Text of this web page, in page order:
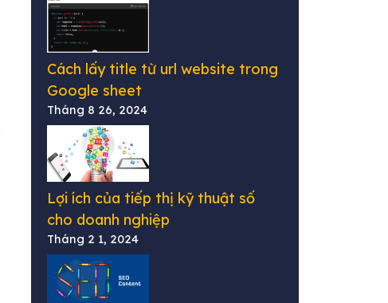
Cách lấy title từ url website trong
Google sheet
Tháng 8 26, 2024
Lợi ích của tiếp thị kỹ thuật số
cho doanh nghiệp
Tháng 2 1, 2024